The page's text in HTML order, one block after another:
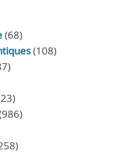
(68)
(108)